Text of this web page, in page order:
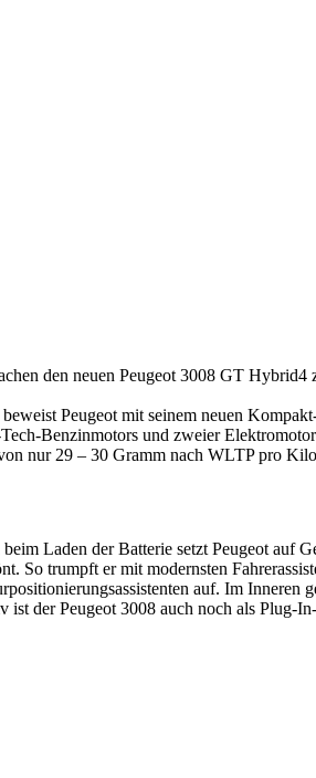
den neuen Peugeot 3008 GT
Peugeot mit seinem neuen
Benzinmotors und zweier
nur 29 – 30 Gramm nach WLTP pro
Laden der Batterie setzt Peugeot
So trumpft er mit modernsten
auf. Im Inneren
der Peugeot 3008 auch noch als